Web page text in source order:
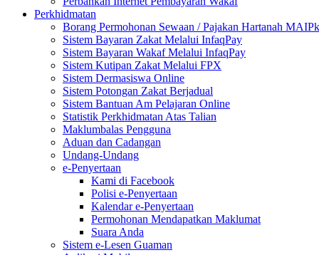
Perkhidmatan
Borang Permohonan Sewaan / Pajakan Hartanah MAIPk
Sistem Bayaran Zakat Melalui InfaqPay
Sistem Bayaran Wakaf Melalui InfaqPay
Sistem Kutipan Zakat Melalui FPX
Sistem Dermasiswa Online
Sistem Potongan Zakat Berjadual
Sistem Bantuan Am Pelajaran Online
Statistik Perkhidmatan Atas Talian
Maklumbalas Pengguna
Aduan dan Cadangan
Undang-Undang
e-Penyertaan
Kami di Facebook
Polisi e-Penyertaan
Kalendar e-Penyertaan
Permohonan Mendapatkan Maklumat
Suara Anda
Sistem e-Lesen Guaman